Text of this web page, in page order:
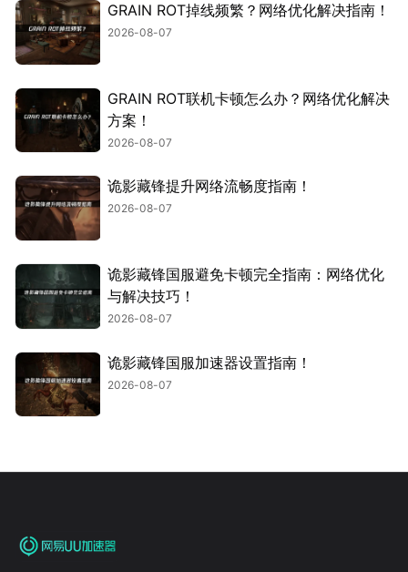
GRAIN ROT掉线频繁？网络优化解决指南！
2026-08-07
GRAIN ROT联机卡顿怎么办？网络优化解决
方案！
2026-08-07
诡影藏锋提升网络流畅度指南！
2026-08-07
诡影藏锋国服避免卡顿完全指南：网络优化
与解决技巧！
2026-08-07
诡影藏锋国服加速器设置指南！
2026-08-07